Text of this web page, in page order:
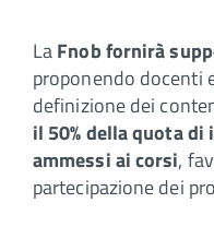
LaFnob fornirà
proponendo docenti
definizione dei
il 50% della quota
ammessi ai corsi,
partecipazione dei